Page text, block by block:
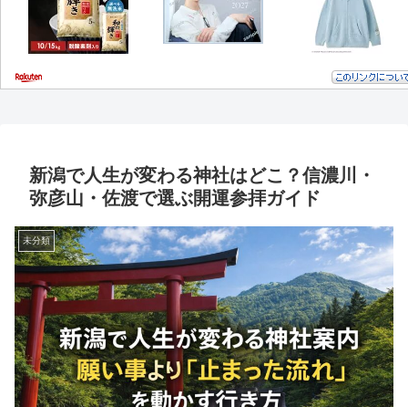
新潟で人生が変わる神社はどこ？信濃川・
弥彦山・佐渡で選ぶ開運参拝ガイド
未分類